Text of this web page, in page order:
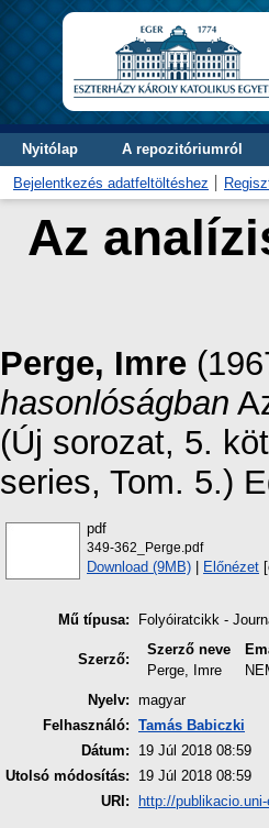
Nyitólap A repozitóriumról
Bejelentkezés adatfeltöltéshez
Az
Perge, Imre
hasonlóságban
(Új sorozat, 5.
series, Tom. 5.)
pdf
349-362_Perge.pdf
Download (9MB) | Előnézet
Mű típusa: Folyóiratcikk -
Szerző:
Szerző neve
Perge, Imre
Nyelv: magyar
Felhasználó: Tamás Babiczki
Dátum:
19 Júl 2018 08:59
Utolsó módosítás:
19 Júl 2018 08:59
URI:
http://